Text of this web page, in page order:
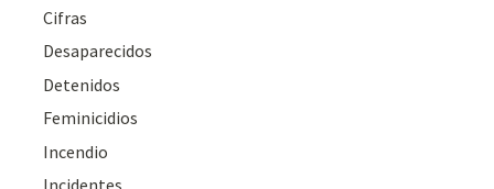
Cifras
Desaparecidos
Detenidos
Feminicidios
Incendio